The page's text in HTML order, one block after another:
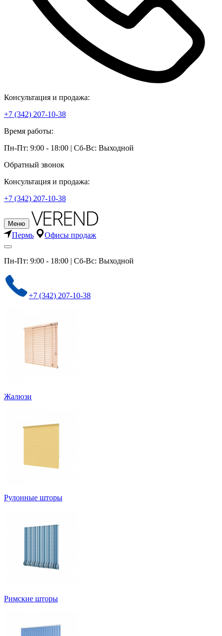
Консультация и продажа:
+7 (342) 207-10-38
Время работы:
Пн-Пт: 9:00 - 18:00 | Сб-Вс: Выходной
Обратный звонок
Консультация и продажа:
+7 (342) 207-10-38
Меню
Пермь Офисы продаж
Пн-Пт: 9:00 - 18:00 | Сб-Вс: Выходной
+7 (342) 207-10-38
Жалюзи
Рулонные шторы
Римские шторы